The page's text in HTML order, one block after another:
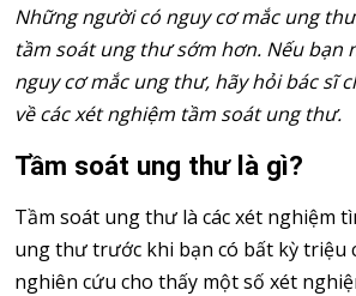
Những người có nguy cơ mắc ung
tầm soát ung thư sớm hơn. Nếu bạn
nguy cơ mắc ung thư, hãy hỏi bác sĩ
về các xét nghiệm tầm soát ung thư.
Tầm soát ung thư là gì?
Tầm soát ung thư là các xét nghiệm
ung thư trước khi bạn có bất kỳ triệu
nghiên cứu cho thấy một số xét